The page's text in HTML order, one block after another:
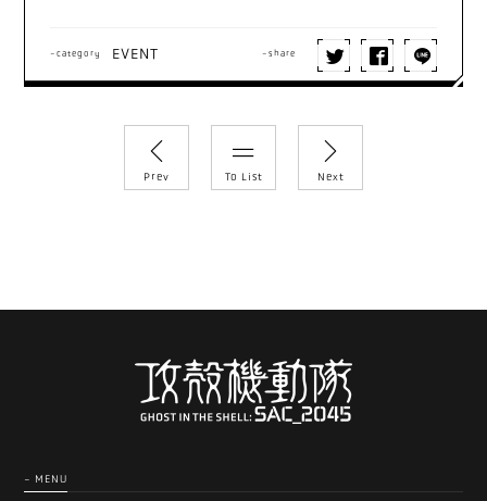
-category EVENT -share
Prev To List Next
- MENU